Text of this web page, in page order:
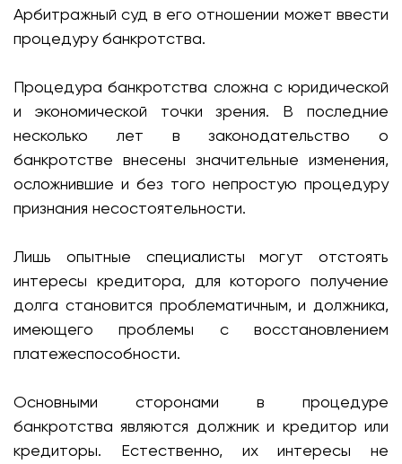
Арбитражный суд в его отношении может ввести
процедуру банкротства.
Процедура банкротства сложна с юридической
и экономической точки зрения. В последние
несколько лет в законодательство о
банкротстве внесены значительные изменения,
осложнившие и без того непростую процедуру
признания несостоятельности.
Лишь опытные специалисты могут отстоять
интересы кредитора, для которого получение
долга становится проблематичным, и должника,
имеющего проблемы с восстановлением
платежеспособности.
Основными сторонами в процедуре
банкротства являются должник и кредитор или
кредиторы. Естественно, их интересы не